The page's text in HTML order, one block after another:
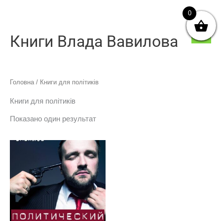
Книги Влада Вавилова
Головна / Книги для політиків
Книги для політиків
Показано один результат
Цей
товар
має
кілька
варіантів.
Параметри
0